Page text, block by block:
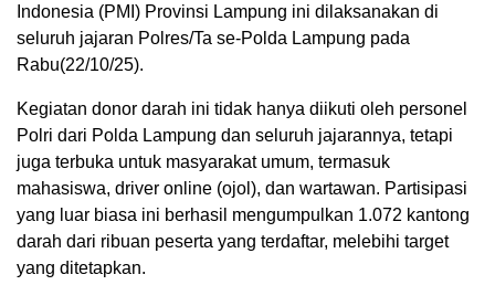
Indonesia (PMI) Provinsi Lampung ini dilaksanakan di
seluruh jajaran Polres/Ta se-Polda Lampung pada
Rabu(22/10/25).
Kegiatan donor darah ini tidak hanya diikuti oleh personel
Polri dari Polda Lampung dan seluruh jajarannya, tetapi
juga terbuka untuk masyarakat umum, termasuk
mahasiswa, driver online (ojol), dan wartawan. Partisipasi
yang luar biasa ini berhasil mengumpulkan 1.072 kantong
darah dari ribuan peserta yang terdaftar, melebihi target
yang ditetapkan.